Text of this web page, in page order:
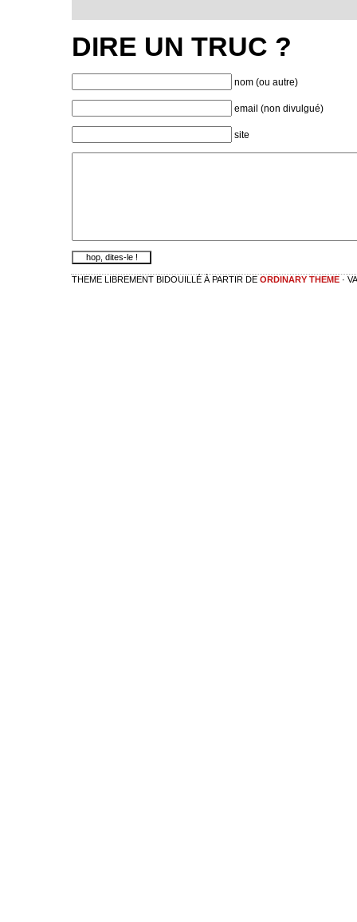
DIRE UN TRUC ?
nom (ou autre)
email (non divulgué)
site
THEME LIBREMENT BIDOUILLÉ À PARTIR DE ORDINARY THEME ·